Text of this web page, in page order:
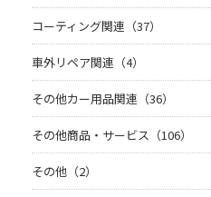
コーティング関連（37）
車外リペア関連（4）
その他カー用品関連（36）
その他商品・サービス（106）
その他（2）